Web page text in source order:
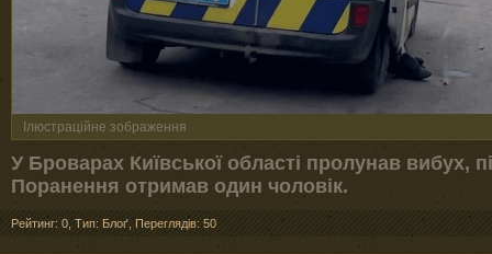
Ілюстраційне зображення
У Броварах Київської області пролунав вибух,
Поранення отримав один чоловік.
Рейтинг: 0 Тип: Блоґ Переглядів: 50